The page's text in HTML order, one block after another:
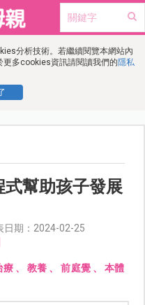
分析技術。若繼續閱覽本網站內
多cookies資訊請閱讀我們的隱私
幫助孩子發展
日期：2024-02-25
療、 教養 、前庭覺、 本體